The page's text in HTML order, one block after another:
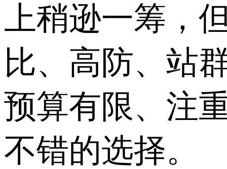
上稍逊一筹，
比、高防、站
预算有限、注
不错的选择。